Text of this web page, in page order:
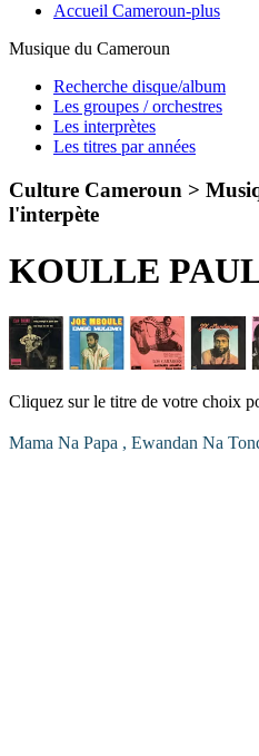
Accueil Cameroun-plus
Musique du Cameroun
Recherche disque/album
Les groupes / orchestres
Les interprètes
Les titres par années
Culture Cameroun >
l'interpète
KOULLE
Cliquez sur le titre de votre choix
Mama Na Papa , Ewandan Na